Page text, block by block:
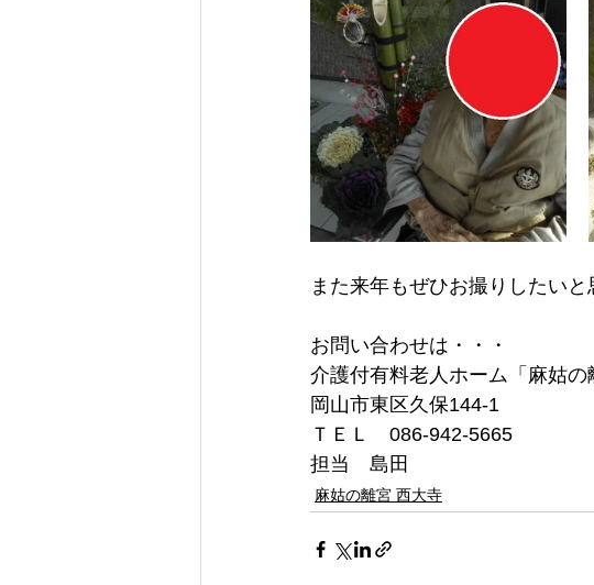
また来年もぜひお撮りしたいと
お問い合わせは・・・
介護付有料老人ホーム「麻姑の
岡山市東区久保144-1
ＴＥＬ　086-942-5665
担当　島田
麻姑の離宮 西大寺